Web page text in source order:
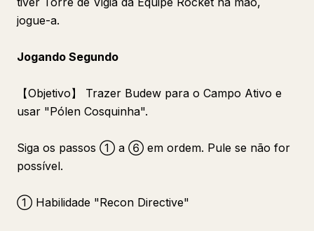
jogue-a.
Jogando Segundo
【Objetivo】 Trazer Budew para o Campo Ativo e
usar "Pólen Cosquinha".
Siga os passos ① a ⑥ em ordem. Pule se não for
possível.
① Habilidade "Recon Directive"